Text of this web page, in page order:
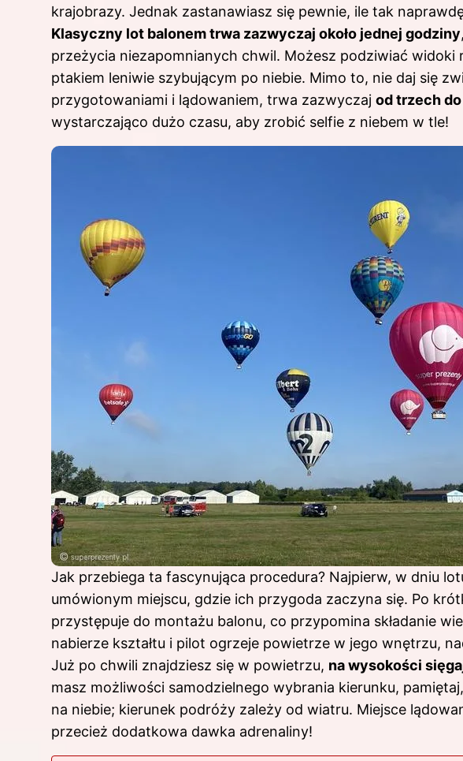
krajobrazy. Jednak zastanawiasz się pewnie, ile tak
Klasyczny lot balonem trwa zazwyczaj około jednej godziny
przeżycia niezapomnianych chwil. Możesz podziwiać widoki
ptakiem leniwie szybującym po niebie. Mimo to, nie daj się
przygotowaniami i lądowaniem, trwa zazwyczaj od trzech
wystarczająco dużo czasu, aby zrobić selfie z niebem w tle!
Jak przebiega ta fascynująca procedura? Najpierw, w dniu
umówionym miejscu, gdzie ich przygoda zaczyna się. Po
przystępuje do montażu balonu, co przypomina składanie
nabierze kształtu i pilot ogrzeje powietrze w jego wnętrzu,
Już po chwili znajdziesz się w powietrzu, na wysokości
masz możliwości samodzielnego wybrania kierunku,
na niebie; kierunek podróży zależy od wiatru. Miejsce
przecież dodatkowa dawka adrenaliny!